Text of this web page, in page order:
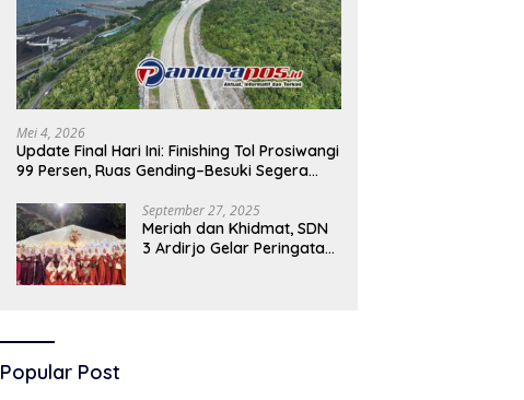
Mei 4, 2026
Update Final Hari Ini: Finishing Tol Prosiwangi
99 Persen, Ruas Gending–Besuki Segera
September 27, 2025
Meriah dan Khidmat, SDN
3 Ardirjo Gelar Peringatan
Popular Post